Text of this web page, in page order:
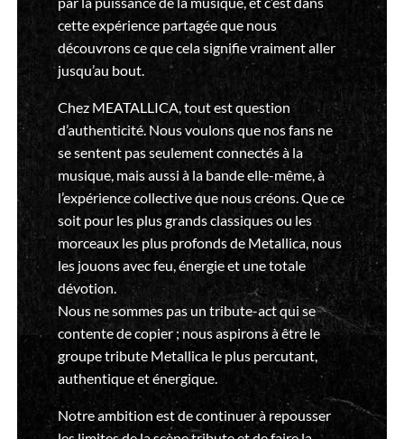
cette expérience partagée que nous
découvrons ce que cela signifie vraiment aller
jusqu’au bout.
Chez MEATALLICA, tout est question
d’authenticité. Nous voulons que nos fans ne
se sentent pas seulement connectés à la
musique, mais aussi à la bande elle-même, à
l’expérience collective que nous créons. Que ce
soit pour les plus grands classiques ou les
morceaux les plus profonds de Metallica, nous
les jouons avec feu, énergie et une totale
dévotion.
Nous ne sommes pas un tribute-act qui se
contente de copier ; nous aspirons à être le
groupe tribute Metallica le plus percutant,
authentique et énergique.
Notre ambition est de continuer à repousser